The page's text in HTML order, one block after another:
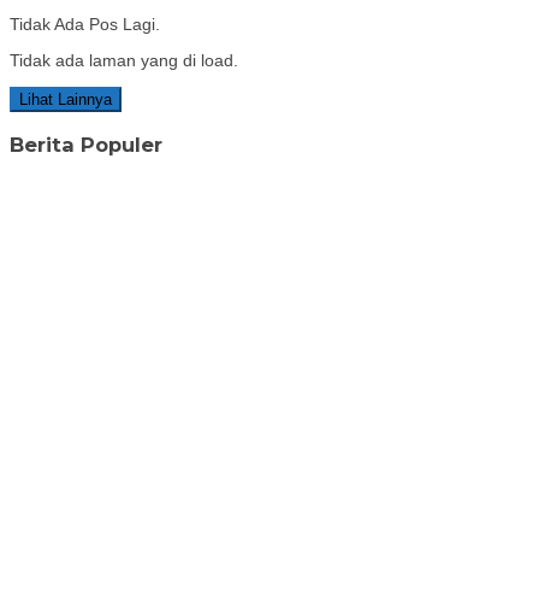
Tidak Ada Pos Lagi.
Tidak ada laman yang di load.
Lihat Lainnya
Berita Populer